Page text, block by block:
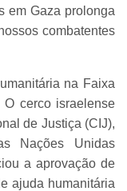
em Gaza prolonga
combatentes
na Faixa
cerco israelense
de Justiça (CIJ),
Nações Unidas
a aprovação de
ajuda humanitária